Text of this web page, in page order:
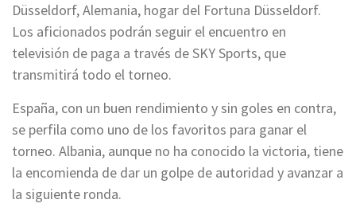
Düsseldorf, Alemania, hogar del Fortuna Düsseldorf.
Los aficionados podrán seguir el encuentro en
televisión de paga a través de SKY Sports, que
transmitirá todo el torneo.
España, con un buen rendimiento y sin goles en contra,
se perfila como uno de los favoritos para ganar el
torneo. Albania, aunque no ha conocido la victoria, tiene
la encomienda de dar un golpe de autoridad y avanzar a
la siguiente ronda.